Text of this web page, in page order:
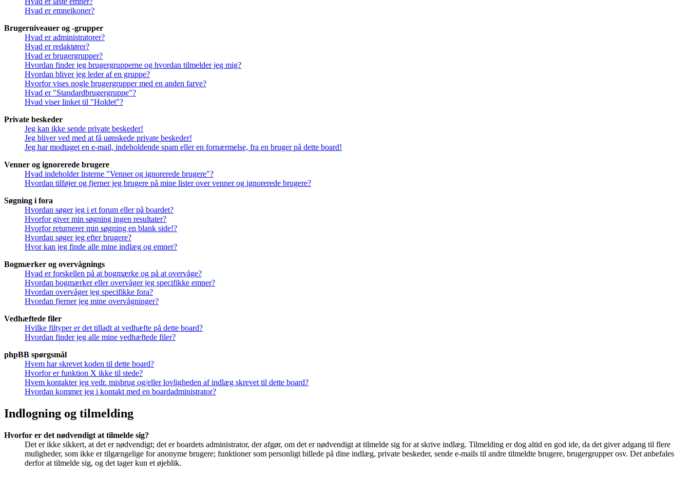
Hvad er emneikoner?
Brugerniveauer og -grupper
Hvad er administratorer?
Hvad er redaktører?
Hvad er brugergrupper?
Hvordan finder jeg brugergrupperne og hvordan tilmelder jeg mig?
Hvordan bliver jeg leder af en gruppe?
Hvorfor vises nogle brugergrupper med en anden farve?
Hvad er "Standardbrugergruppe"?
Hvad viser linket til "Holdet"?
Private beskeder
Jeg kan ikke sende private beskeder!
Jeg bliver ved med at få uønskede private beskeder!
Jeg har modtaget en e-mail, indeholdende spam eller en fornærmelse, fra en bruger på dette board!
Venner og ignorerede brugere
Hvad indeholder listerne "Venner og ignorerede brugere"?
Hvordan tilføjer og fjerner jeg brugere på mine lister over venner og ignorerede brugere?
Søgning i fora
Hvordan søger jeg i et forum eller på boardet?
Hvorfor giver min søgning ingen resultater?
Hvorfor returnerer min søgning en blank side!?
Hvordan søger jeg efter brugere?
Hvor kan jeg finde alle mine indlæg og emner?
Bogmærker og overvågnings
Hvad er forskellen på at bogmærke og på at overvåge?
Hvordan bogmærker eller overvåger jeg specifikke emner?
Hvordan overvåger jeg specifikke fora?
Hvordan fjerner jeg mine overvågninger?
Vedhæftede filer
Hvilke filtyper er det tilladt at vedhæfte på dette board?
Hvordan finder jeg alle mine vedhæftede filer?
phpBB spørgsmål
Hvem har skrevet koden til dette board?
Hvorfor er funktion X ikke til stede?
Hvem kontakter jeg vedr. misbrug og/eller lovligheden af indlæg skrevet til dette board?
Hvordan kommer jeg i kontakt med en boardadministrator?
Indlogning og tilmelding
Hvorfor er det nødvendigt at tilmelde sig?
Det er ikke sikkert, at det er nødvendigt; det er boardets administrator, der afgør, om det er nødvendigt at tilmelde sig for at skrive indlæg. Tilmelding er dog altid en god ide, da det giver adgang til flere
muligheder, som ikke er tilgængelige for anonyme brugere; funktioner som personligt billede på dine indlæg, private beskeder, sende e-mails til andre tilmeldte brugere, brugergrupper osv. Det anbefales
derfor at tilmelde sig, og det tager kun et øjeblik.